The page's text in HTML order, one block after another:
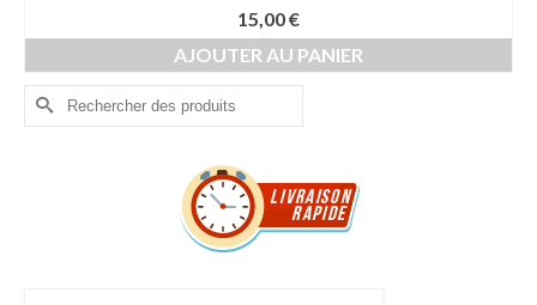
15,00€
AJOUTER AU PANIER
Rechercher :